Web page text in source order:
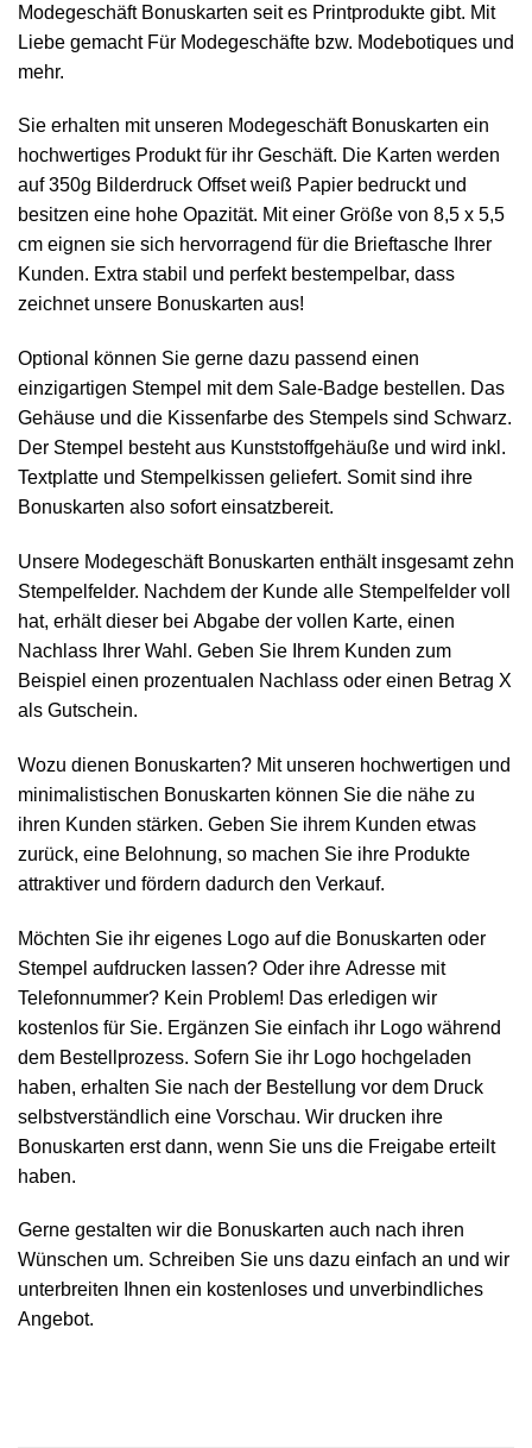
Modegeschäft Bonuskarten seit es Printprodukte gibt. Mit
Liebe gemacht Für Modegeschäfte bzw. Modebotiques und
mehr.
Sie erhalten mit unseren Modegeschäft Bonuskarten ein
hochwertiges Produkt für ihr Geschäft. Die Karten werden
auf 350g Bilderdruck Offset weiß Papier bedruckt und
besitzen eine hohe Opazität. Mit einer Größe von 8,5 x 5,5
cm eignen sie sich hervorragend für die Brieftasche Ihrer
Kunden. Extra stabil und perfekt bestempelbar, dass
zeichnet unsere Bonuskarten aus!
Optional können Sie gerne dazu passend einen
einzigartigen Stempel mit dem Sale-Badge bestellen. Das
Gehäuse und die Kissenfarbe des Stempels sind Schwarz.
Der Stempel besteht aus Kunststoffgehäuße und wird inkl.
Textplatte und Stempelkissen geliefert. Somit sind ihre
Bonuskarten also sofort einsatzbereit.
Unsere Modegeschäft Bonuskarten enthält insgesamt zehn
Stempelfelder. Nachdem der Kunde alle Stempelfelder voll
hat, erhält dieser bei Abgabe der vollen Karte, einen
Nachlass Ihrer Wahl. Geben Sie Ihrem Kunden zum
Beispiel einen prozentualen Nachlass oder einen Betrag X
als Gutschein.
Wozu dienen Bonuskarten? Mit unseren hochwertigen und
minimalistischen Bonuskarten können Sie die nähe zu
ihren Kunden stärken. Geben Sie ihrem Kunden etwas
zurück, eine Belohnung, so machen Sie ihre Produkte
attraktiver und fördern dadurch den Verkauf.
Möchten Sie ihr eigenes Logo auf die Bonuskarten oder
Stempel aufdrucken lassen? Oder ihre Adresse mit
Telefonnummer? Kein Problem! Das erledigen wir
kostenlos für Sie. Ergänzen Sie einfach ihr Logo während
dem Bestellprozess. Sofern Sie ihr Logo hochgeladen
haben, erhalten Sie nach der Bestellung vor dem Druck
selbstverständlich eine Vorschau. Wir drucken ihre
Bonuskarten erst dann, wenn Sie uns die Freigabe erteilt
haben.
Gerne gestalten wir die Bonuskarten auch nach ihren
Wünschen um. Schreiben Sie uns dazu einfach an und wir
unterbreiten Ihnen ein kostenloses und unverbindliches
Angebot.